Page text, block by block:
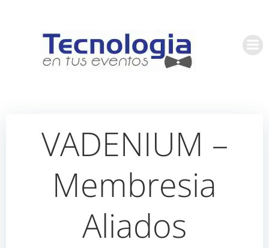
contenido
VADENIUM –
Membresia
Aliados